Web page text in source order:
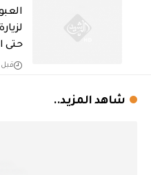
حتى
قبل 57 دقيقة
شاهد المزيد..